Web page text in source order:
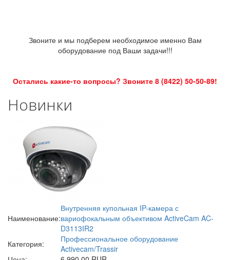
Звоните и мы подберем необходимое именно Вам
оборудование под Ваши задачи!!!
Остались какие-то вопросы? Звоните 8 (8422) 50-50-89!
Новинки
Наименование:
Внутренняя купольная IP-камера с
вариофокальным объективом ActiveCam AC-
D3113IR2
Категория:
Профессиональное оборудование
Activecam/Trassir